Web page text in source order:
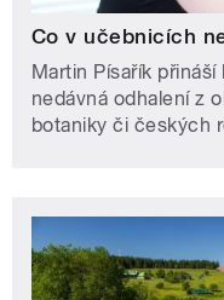
Co v učebnicích
Martin Písařík
nedávná odhalení z
botaniky či českých